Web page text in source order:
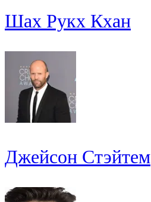
Шах Рукх Кхан
Джейсон Стэйтем